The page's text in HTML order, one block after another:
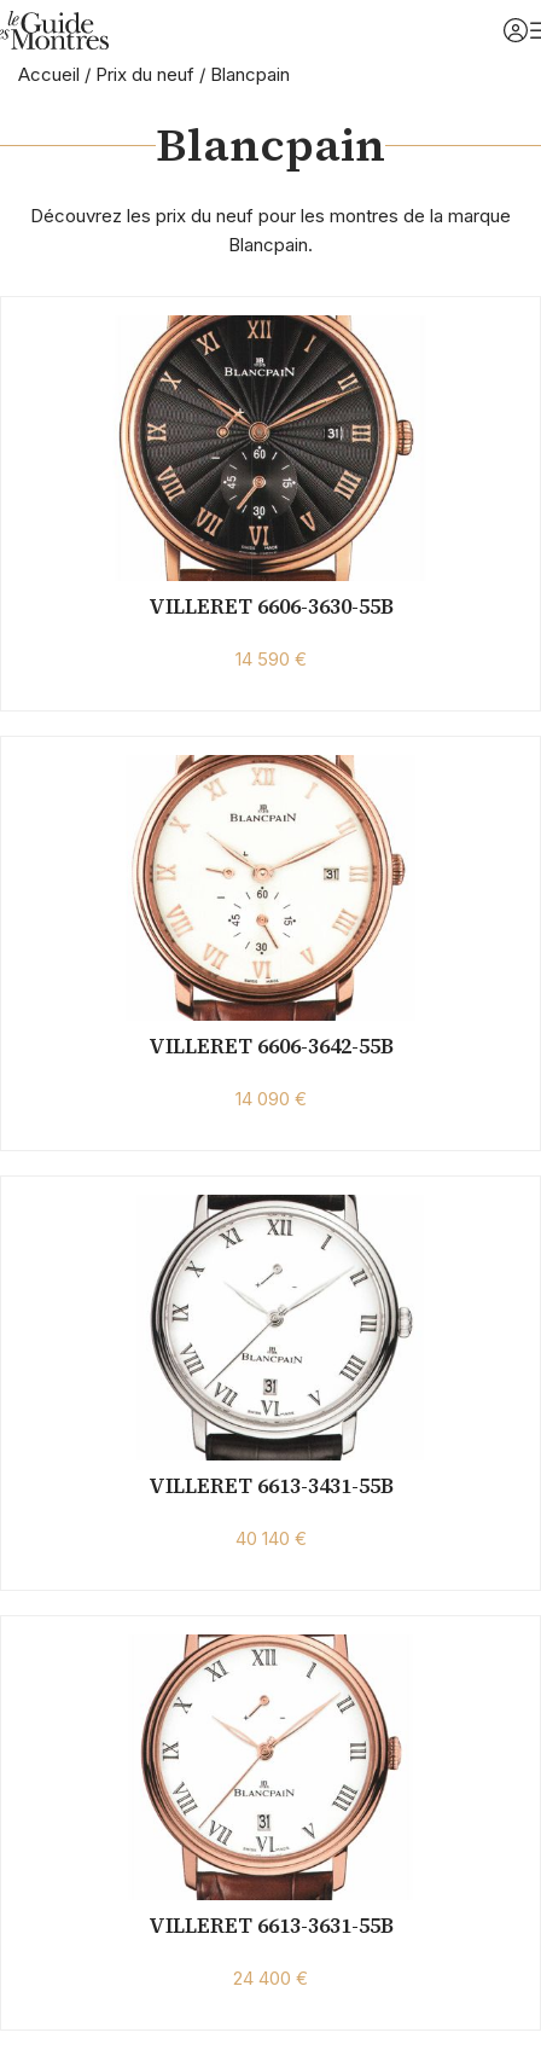
Accueil / Prix du neuf / Blancpain
Blancpain
Découvrez les prix du neuf pour les montres de la marque
Blancpain.
VILLERET 6606-3630-55B
14 590 €
VILLERET 6606-3642-55B
14 090 €
VILLERET 6613-3431-55B
40 140 €
VILLERET 6613-3631-55B
24 400 €